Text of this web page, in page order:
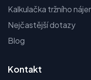
Kalkulačka tržního
Nejčastější dotazy
Blog
Kontakt